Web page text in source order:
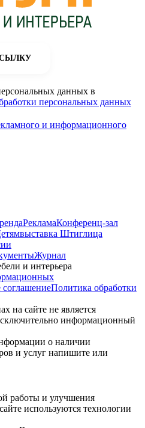
данных в
персональных данных
и информационного
РекламаКонференц-зал
выставка Штиглица
Журнал
и интерьера
соглашениеПолитика обработки
на сайте не является
информационный
о наличии
и услуг напишите или
работы и улучшения
используются технологии